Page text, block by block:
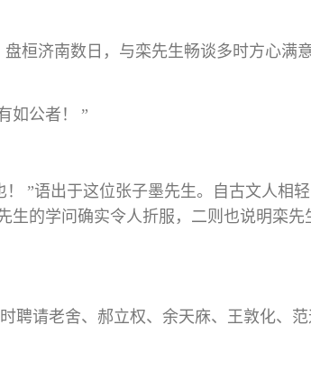
桓济南数日，与栾先生畅谈多时方心满
如公者！ ”
”语出于这位张子墨先生。自古文人相
生的学问确实令人折服，二则也说明栾先
时聘请老舍、郝立权、余天庥、王敦化、